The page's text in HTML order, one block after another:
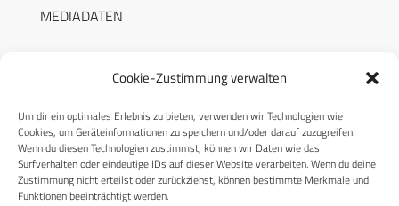
Cookie-Zustimmung verwalten
Um dir ein optimales Erlebnis zu bieten, verwenden wir Technologien wie
Cookies, um Geräteinformationen zu speichern und/oder darauf zuzugreifen.
Wenn du diesen Technologien zustimmst, können wir Daten wie das
Surfverhalten oder eindeutige IDs auf dieser Website verarbeiten. Wenn du deine
Zustimmung nicht erteilst oder zurückziehst, können bestimmte Merkmale und
Funktionen beeinträchtigt werden.
MEDIADATEN
RECHTLICHES
Datenschutzerklärung